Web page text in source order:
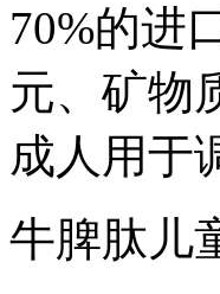
70%的进
元、矿物
成人用于
牛脾肽儿